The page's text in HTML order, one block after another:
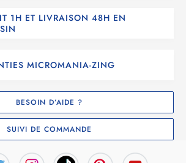
1H ET LIVRAISON 48H EN
MICROMANIA-ZING
BESOIN D’AIDE ?
SUIVI DE COMMANDE